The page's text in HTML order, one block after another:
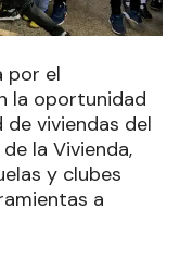
por el
la oportunidad
viviendas del
la Vivienda,
y clubes
a